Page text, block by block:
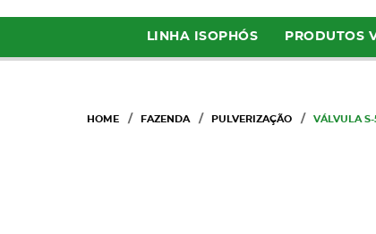
LINHA ISOPHÓS PRODUTOS
HOME FAZENDA PULVERIZAÇÃO VÁLVULA